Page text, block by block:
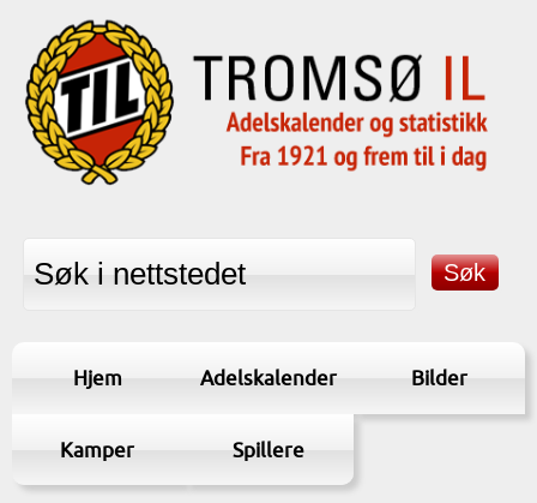
Hjem Adelskalender Bilder
Kamper Spillere